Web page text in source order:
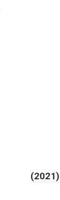
(2021)